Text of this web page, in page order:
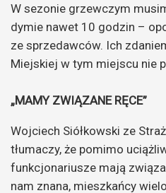
W sezonie grzewczym
dymie nawet 10 godzin –
ze sprzedawców. Ich
Miejskiej w tym miejscu nie
„MAMY ZWIĄZANE RĘCE”
Wojciech Siółkowski ze
tłumaczy, że pomimo
funkcjonariusze mają
nam znana, mieszkańcy